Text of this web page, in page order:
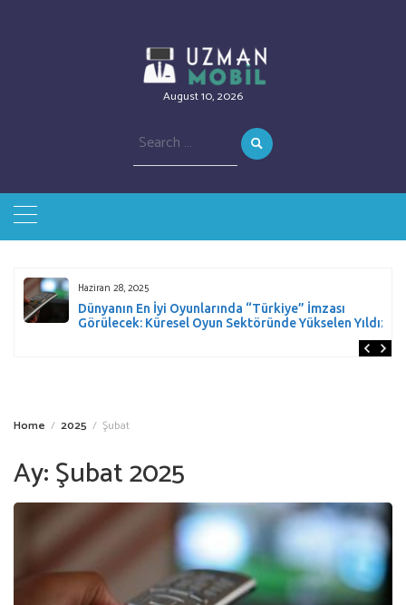
August 10, 2026
Search
Haziran 28, 2025
Dünyanın En İyi Oyunlarında “Türkiye” İmzası
Görülecek: Küresel Oyun Sektöründe Yükselen Yıldız!
Home 2025 Şubat
Ay:Şubat 2025